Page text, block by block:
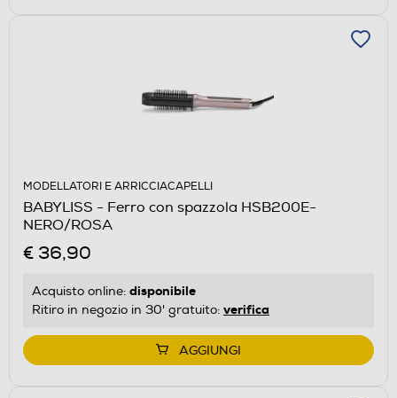
MODELLATORI E ARRICCIACAPELLI
BABYLISS - Ferro con spazzola HSB200E-
NERO/ROSA
€ 36,90
Acquisto online: disponibile
Ritiro in negozio in 30' gratuito: verifica
AGGIUNGI